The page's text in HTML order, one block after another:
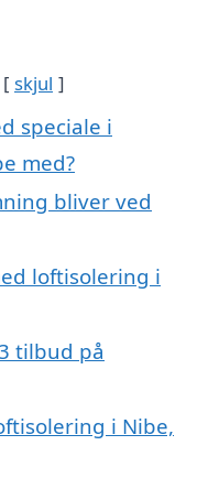
skjul
speciale i
med?
bliver ved
loftisolering i
tilbud på
i Nibe,